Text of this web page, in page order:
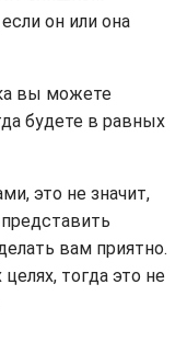
он или она
вы можете
будете в равных
это не значит,
вам приятно.
тогда это не